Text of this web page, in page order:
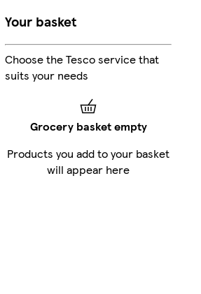
Your basket
Choose the Tesco service that
suits your needs
Grocery basket empty
Products you add to your basket
will appear here